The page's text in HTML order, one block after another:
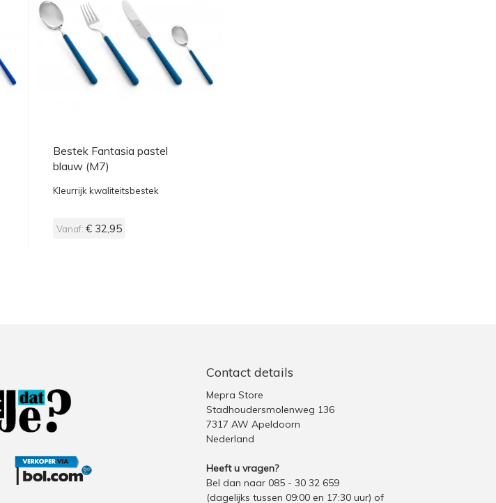
Bestek Fantasia pastel
blauw (M7)
Kleurrijk kwaliteitsbestek
Vanaf: € 32,95
Contact details
Mepra Store
Stadhoudersmolenweg 136
7317 AW Apeldoorn
Nederland
Heeft u vragen?
Bel dan naar 085 - 30 32 659
(dagelijks tussen 09:00 en 17:30 uur) of